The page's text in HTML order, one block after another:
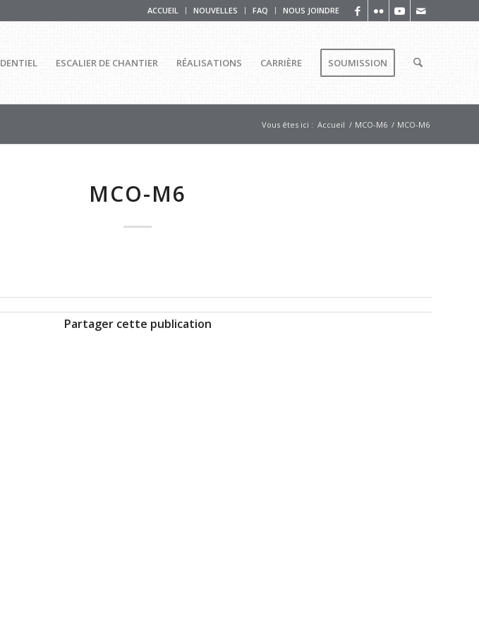
ACCUEIL NOUVELLES FAQ NOUS JOINDRE
ESCALIER DE CHANTIER RÉALISATIONS CARRIÈRE SOUMISSION
Vous êtes ici : Accueil / MCO-M6 / MCO-M6
MCO-M6
Partager cette publication